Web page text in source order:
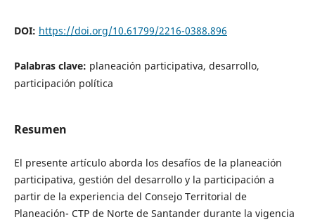
DOI: https://doi.org/10.61799/2216-0388.896
Palabras clave: planeación participativa, desarrollo,
participación política
Resumen
El presente artículo aborda los desafíos de la planeación
participativa, gestión del desarrollo y la participación a
partir de la experiencia del Consejo Territorial de
Planeación- CTP de Norte de Santander durante la vigencia